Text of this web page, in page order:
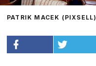
PATRIK MACEK (PIXSELL)